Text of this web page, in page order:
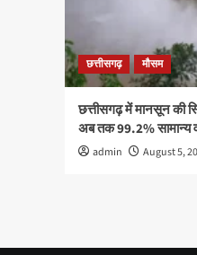
लिस्ट..!!
छत्तीसगढ़ मौसम
छत्तीसगढ़ में मानसून की
अब तक 99.2% सामान्य
admin August 5,